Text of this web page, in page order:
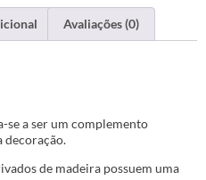
Avaliações (0)
se a ser um complemento
decoração.
de madeira possuem uma